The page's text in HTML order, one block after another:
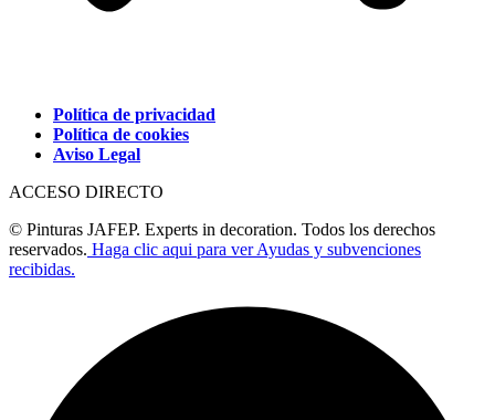
Política de privacidad
Política de cookies
Aviso Legal
ACCESO DIRECTO
© Pinturas JAFEP. Experts in decoration. Todos los derechos
reservados. Haga clic aqui para ver Ayudas y subvenciones
recibidas.